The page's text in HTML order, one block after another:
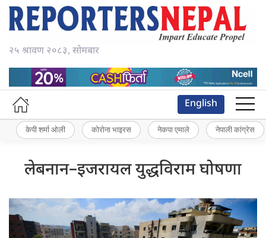
२५ श्रावण २०८३, सोमबार
English
केपी शर्मा ओली कोरोना भाइरस नेकपा एमाले नेपाली कांग्रेस
लेबनान–इजरायल युद्धविराम घोषणा